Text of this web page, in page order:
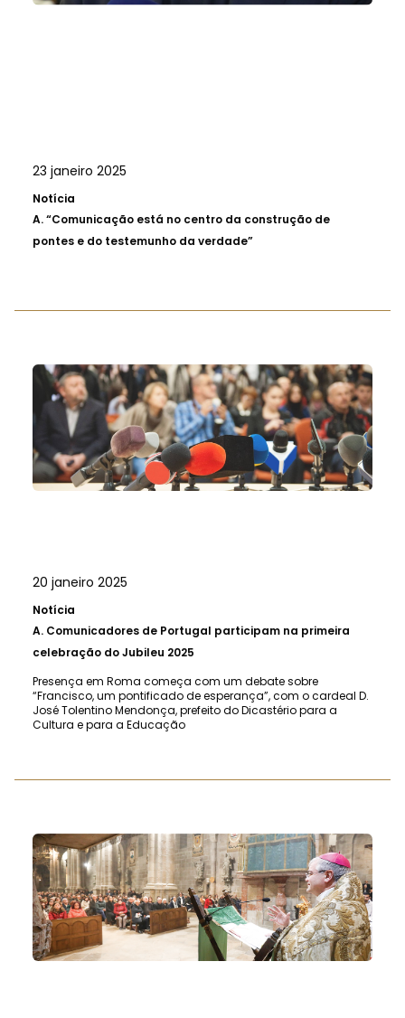
23 janeiro 2025
Notícia
A.“Comunicação está no centro da construção de
pontes e do testemunho da verdade”
20 janeiro 2025
Notícia
A. Comunicadores de Portugal participam na primeira
celebração do Jubileu 2025
Presença em Roma começa com um debate sobre
“Francisco, um pontificado de esperança”, com o cardeal D.
José Tolentino Mendonça, prefeito do Dicastério para a
Cultura e para a Educação